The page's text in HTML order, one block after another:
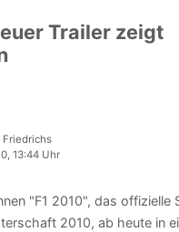
Trailer zeigt
Friedrichs
13:44 Uhr
"F1 2010", das offizielle
2010, ab heute in